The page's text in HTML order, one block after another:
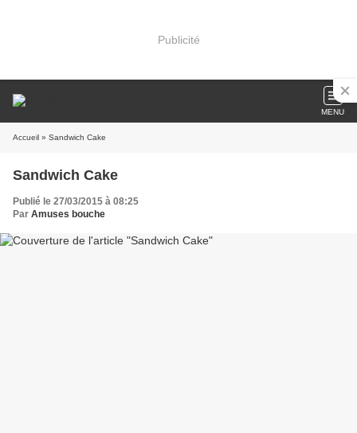
Publicité
MENU
Accueil » Sandwich Cake
Sandwich Cake
Publié le 27/03/2015 à 08:25
Par Amuses bouche